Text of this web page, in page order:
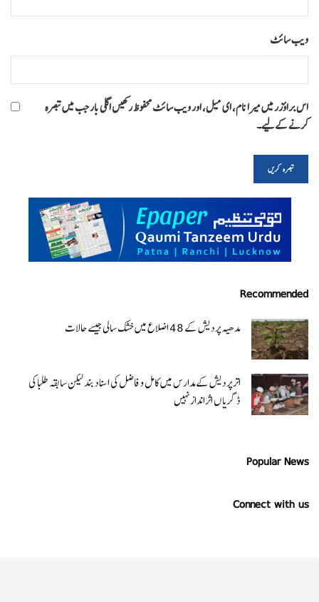
ویب‌ سائٹ
اس براؤزر میں میرا نام، ای میل، اور ویب سائٹ محفوظ رکھیں اگلی بار جب میں تبصرہ
کرنے کےلیے۔
Recommended
مدھیہ پردیش کے 48 اضلاع میں خشک سالی جیسے حالات
اتر پردیش کےمدارس میں کامل و فاضل کی اسناد بند لیکن سابقہ طلبا کی
ڈگریا ں اثرانداز نہیں
Popular News
Connect with us